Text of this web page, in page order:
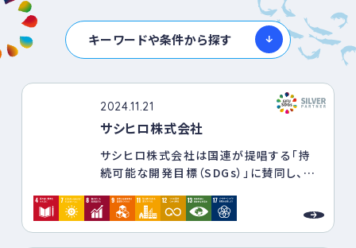
キーワードや条件から探す
2024.11.21
サシヒロ株式会社
サシヒロ株式会社は国連が提唱する「持
続可能な開発目標（SDGs）」に賛同し、持
い」「環境」「製品・サービス」「地域貢献・社
会貢献」4つの観点から独自に取り組んで